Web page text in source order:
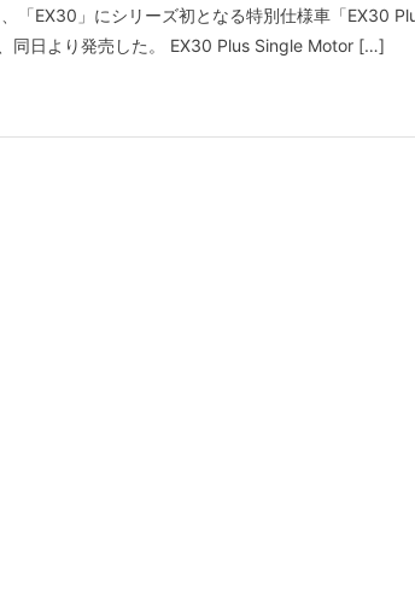
「EX30」にシリーズ初となる特別仕様車「EX30
同日より発売した。 EX30 Plus Single Motor […]